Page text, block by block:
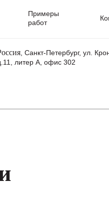
Примеры
работ
, Санкт-Петербург, ул.
литер А, офис 302